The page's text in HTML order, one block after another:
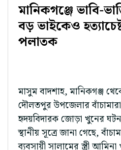
মানিকগঞ্জে ভাবি-
বড় ভাইকেও
পলাতক
মাসুম বাদশাহ, মানিকগঞ্জ
দৌলতপুর উপজেলার
হৃদয়বিদারক জোড়া খুনের
স্থানীয় সূত্রে জানা গেছে,
ব্যবসায়ী সালামের স্ত্রী